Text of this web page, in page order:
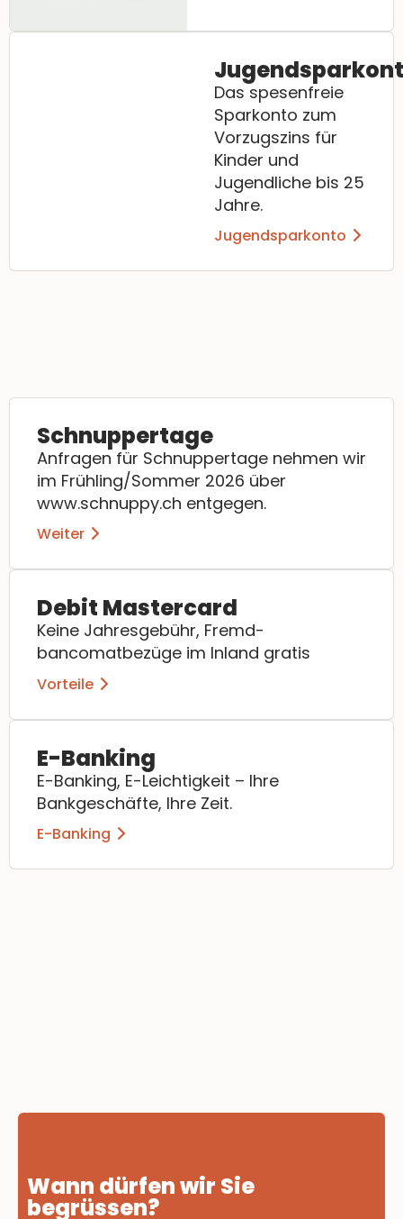
Das spesenfreie
Sparkonto zum
Vorzugszins für
Kinder und
Jugendliche bis 25
Jahre.
Jugendsparkonto
Schnuppertage
Anfragen für Schnuppertage nehmen wir
im Frühling/Sommer 2026 über
www.schnuppy.ch entgegen.
Weiter
Debit Mastercard
Keine Jahresgebühr, Fremd-
bancomatbezüge im Inland gratis
Vorteile
E-Banking
E-Banking, E-Leichtigkeit – Ihre
Bankgeschäfte, Ihre Zeit.
E-Banking
Wann dürfen wir Sie
begrüssen?